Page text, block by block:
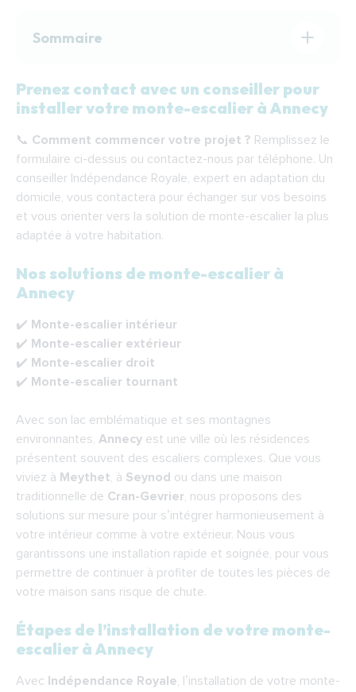
Sommaire
Prenez contact avec un conseiller pour
installer votre monte-escalier à Annecy
Nos solutions de monte-escalier à Annecy
Étapes de l’installation de votre monte-
escalier à Annecy
Financer votre monte-escalier à Annecy
pour l’installation d’un monte-escalier à Annecy
F.A.Q.
Prenez contact avec un conseiller pour
installer votre monte-escalier à Annecy
📞 Comment commencer votre projet ? Remplissez le
formulaire ci-dessus ou contactez-nous par téléphone. Un
conseiller Indépendance Royale, expert en adaptation du
domicile, vous contactera pour échanger sur vos besoins
et vous orienter vers la solution de monte-escalier la plus
adaptée à votre habitation.
Nos solutions de monte-escalier à
Annecy
✔️ Monte-escalier intérieur
✔️ Monte-escalier extérieur
✔️ Monte-escalier droit
✔️ Monte-escalier tournant
Avec son lac emblématique et ses montagnes
environnantes, Annecy est une ville où les résidences
présentent souvent des escaliers complexes. Que vous
viviez à Meythet, à Seynod ou dans une maison
traditionnelle de Cran-Gevrier, nous proposons des
solutions sur mesure pour s’intégrer harmonieusement à
votre intérieur comme à votre extérieur. Nous vous
garantissons une installation rapide et soignée, pour vous
permettre de continuer à profiter de toutes les pièces de
votre maison sans risque de chute.
Étapes de l’installation de votre monte-
escalier à Annecy
Avec Indépendance Royale, l’installation de votre monte-